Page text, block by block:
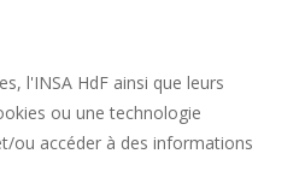
l'INSA HdF ainsi que leurs
ou une technologie
ou accéder à des informations